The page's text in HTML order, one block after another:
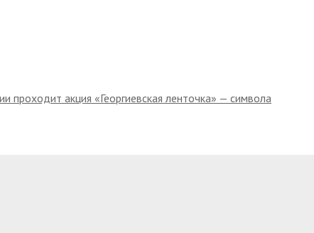
проходит акция «Георгиевская ленточка» — символа